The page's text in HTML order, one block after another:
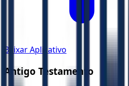
Baixar Aplicativo
Antigo Testamento